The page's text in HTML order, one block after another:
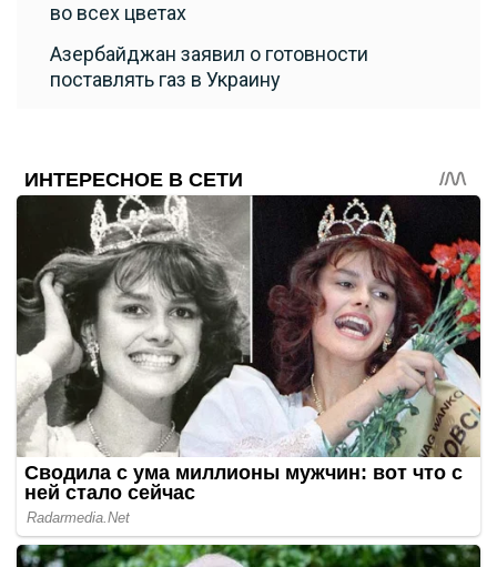
во всех цветах
Азербайджан заявил о готовности
поставлять газ в Украину